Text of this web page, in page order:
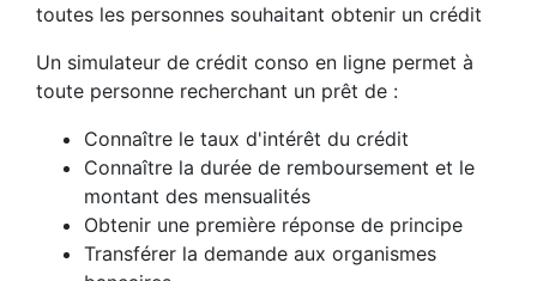
toutes les personnes souhaitant obtenir un crédit
Un simulateur de crédit conso en ligne permet à
toute personne recherchant un prêt de :
Connaître le taux d'intérêt du crédit
Connaître la durée de remboursement et le
montant des mensualités
Obtenir une première réponse de principe
Transférer la demande aux organismes